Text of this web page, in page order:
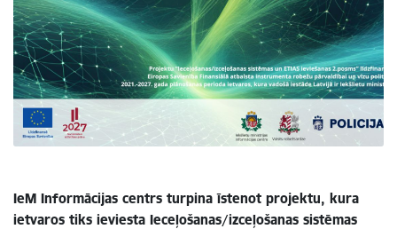
IeM Informācijas centrs turpina īstenot projektu, kura
ietvaros tiks ieviesta Ieceļošanas/izceļošanas sistēmas